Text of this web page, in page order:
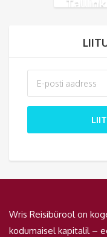
Wris Reisibürool on
kodumaisel kapitalil –